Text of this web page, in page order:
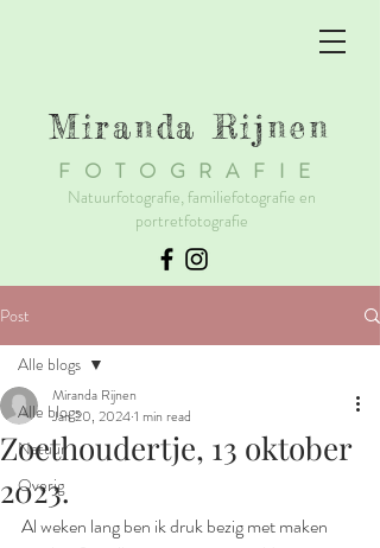
Miranda Rijnen
F OTOGRAFIE
Natuurfotografie, familiefotografie en
portretfotografie
Post
Alle blogs
Natuur
Overig
Alle blogs
Zoethoudertje, 13 oktober
2023.
Miranda Rijnen
Jan 20, 20241 min read
Al weken lang ben ik druk bezig met maken